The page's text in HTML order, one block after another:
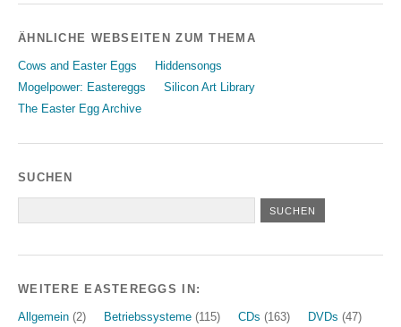
ÄHNLICHE WEBSEITEN ZUM THEMA
Cows and Easter Eggs
Hiddensongs
Mogelpower: Eastereggs
Silicon Art Library
The Easter Egg Archive
SUCHEN
WEITERE EASTEREGGS IN:
Allgemein (2) Betriebssysteme (115) CDs (163) DVDs (47)